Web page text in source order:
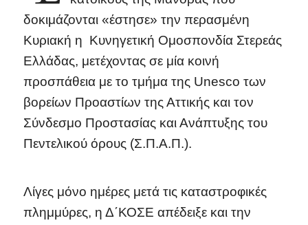
δοκιμάζονται «έστησε» την περασμένη
Κυριακή η Κυνηγετική Ομοσπονδία Στερεάς
Ελλάδας, μετέχοντας σε μία κοινή
προσπάθεια με το τμήμα της Unesco των
βορείων Προαστίων της Αττικής και τον
Σύνδεσμο Προστασίας και Ανάπτυξης του
Πεντελικού όρους (Σ.Π.Α.Π.).
Λίγες μόνο ημέρες μετά τις καταστροφικές
πλημμύρες, η Δ΄ΚΟΣΕ απέδειξε και την